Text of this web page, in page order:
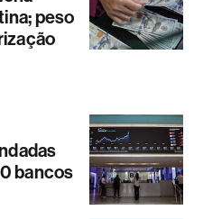
peso
bancos